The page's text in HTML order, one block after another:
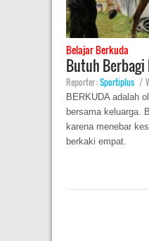
Belajar Berkuda
Butuh Berbagi
Reporter :Sportiplus |
BERKUDA adalah
bersama keluarga.
karena menebar
berkaki empat.